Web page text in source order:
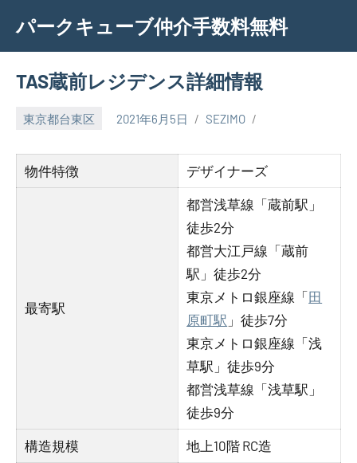
content
パークキューブ仲介手数料無料
TAS蔵前レジデンス詳細情報
東京都台東区 2021年6月5日 SEZIMO
物件特徴 デザイナーズ
最寄駅
都営浅草線「蔵前駅」
徒歩2分
都営大江戸線「蔵前
駅」徒歩2分
東京メトロ銀座線「田
原町駅 」徒歩7分
東京メトロ銀座線「浅
草駅」徒歩9分
都営浅草線「浅草駅」
徒歩9分
構造規模 地上10階 RC造